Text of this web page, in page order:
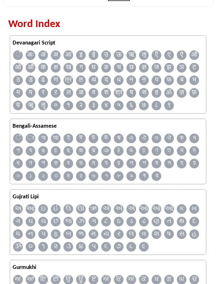
Word Index
Devanagari Script
ँ अः अं अ आ इ ई उ ऊ ऋ ऌ ऍ ए ऐ
ऑ
ओ
औ क क्ष ख ग घ ङ च छ ज्ञ ज झ ञ
ट
ठ
ड ढ ण त्र त थ द ध न ऩ प फ ब
भ
म
य र ऱ ल ळ व श श्र ष स ह ॐ ज़
फ़
य़
ॠ ॡ ० १ २ ३ ४ ५ ६ ७ ८ ९
Bengali-Assamese
ঁ ং অ আ ই ঈ উ ঊ ঋ এ ঐ ও ঔ ক
খ
গ
ঘ ঙ চ ছ জ ঝ ঞ ঠ ড ঢ ণ ত থ
দ
ধ
ন প ফ ব ভ ম য র ল শ ষ স হ
য়
০
১ ২ ৩ ৪ ৫ ৬ ৭ ৮ ৯ ৰ ৱ
Gujrati Lipi
અ આ ઇ ઈ ઉ ઊ ઋ ઍ એ ઐ ઑ ઓ ઔ ક
ખ
ગ
ઘ ચ છ જ ઝ ઞ ટ ઠ ડ ઢ ણ ત થ
દ
ધ
ન પ ફ બ ભ મ ય ર લ વ શ ષ સ
હ
ૐ
૦ ૧ ૨ ૩ ૪ ૫ ૬ ૭ ૮ ૯
Gurmukhi
ਅ ਆ ਇ ਈ ਉ ਊ ਏ ਐ ਓ ਔ ਕ ਖ ਗ ਘ
ਚ